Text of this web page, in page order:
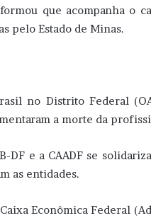
que acompanha o
pelo Estado de Minas.
no Distrito Federal
a morte da
e a CAADF se
as entidades.
Econômica Federal